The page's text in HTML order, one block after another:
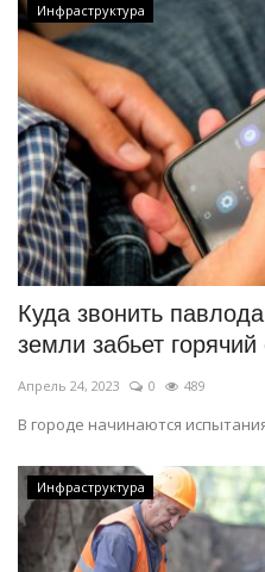
Инфраструктура
Куда звонить
земли забьет
Апрель 24, 2023 0 489
В городе начинаются
Инфраструктура